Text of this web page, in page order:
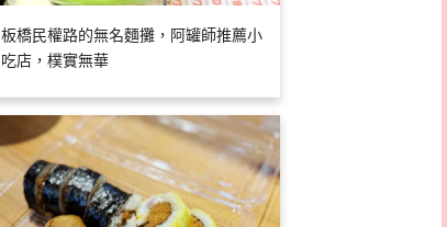
板橋民權路的無名麵攤，阿罐師推薦小
吃店，樸實無華